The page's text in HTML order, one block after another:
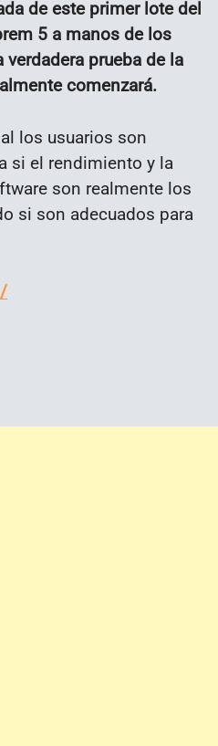
de este primer lote del
5 a manos de los
verdadera prueba de la
comenzará.
los usuarios son
si el rendimiento y la
son realmente los
si son adecuados para